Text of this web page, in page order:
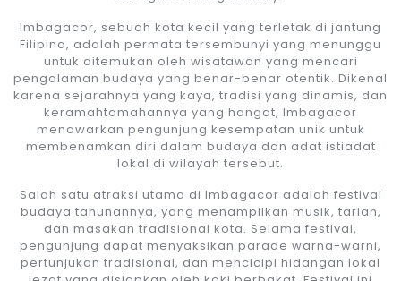
Imbagacor, sebuah kota kecil yang terletak di jantung
Filipina, adalah permata tersembunyi yang menunggu
untuk ditemukan oleh wisatawan yang mencari
pengalaman budaya yang benar-benar otentik. Dikenal
karena sejarahnya yang kaya, tradisi yang dinamis, dan
keramahtamahannya yang hangat, Imbagacor
menawarkan pengunjung kesempatan unik untuk
membenamkan diri dalam budaya dan adat istiadat
lokal di wilayah tersebut.
Salah satu atraksi utama di Imbagacor adalah festival
budaya tahunannya, yang menampilkan musik, tarian,
dan masakan tradisional kota. Selama festival,
pengunjung dapat menyaksikan parade warna-warni,
pertunjukan tradisional, dan mencicipi hidangan lokal